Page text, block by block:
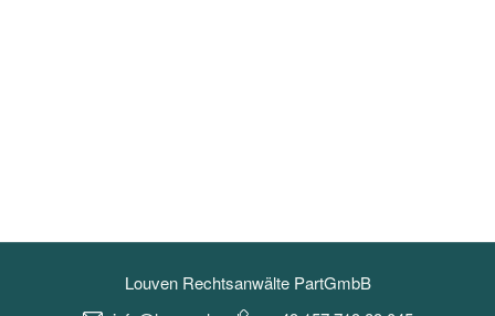
Louven Rechtsanwälte PartGmbB